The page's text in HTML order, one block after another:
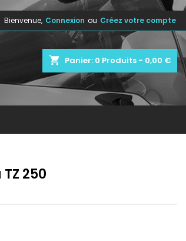
Bienvenue, Connexion ou Créez votre compte
shopping_cart Panier: 0 Produits - 0,00 €
250